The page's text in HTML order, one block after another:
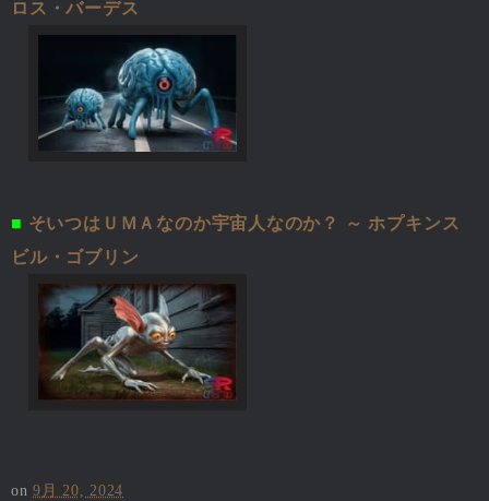
ロス・バーデス
■ そいつはＵＭＡなのか宇宙人なのか？ ～ ホプキンス
ビル・ゴブリン
on9月 20, 2024